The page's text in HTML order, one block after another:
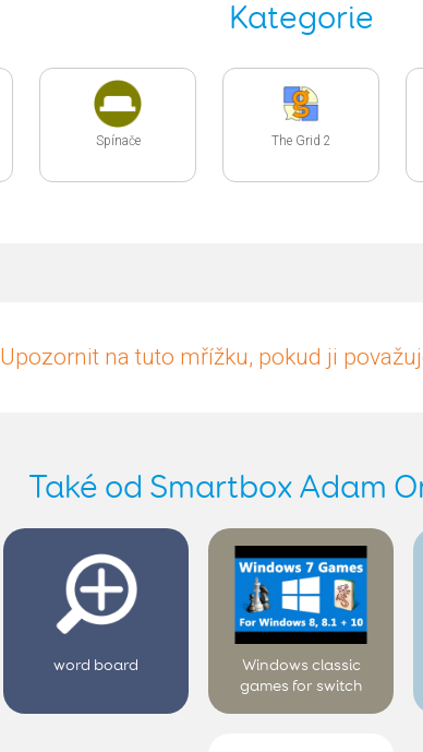
Kategorie
Spínače The Grid 2
Upozornit na tuto mřížku, pokud ji
Také od Smartbox Adam
word board
Windows classic
games for switch